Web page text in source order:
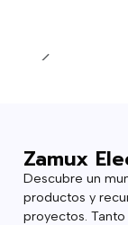
Zamux
Descubre un
productos y
proyectos.